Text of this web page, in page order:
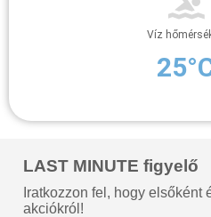
Víz
LAST MINUTE figyelő
Iratkozzon fel, hogy elsőként
akciókról!